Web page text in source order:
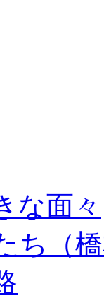
な面々
ち（